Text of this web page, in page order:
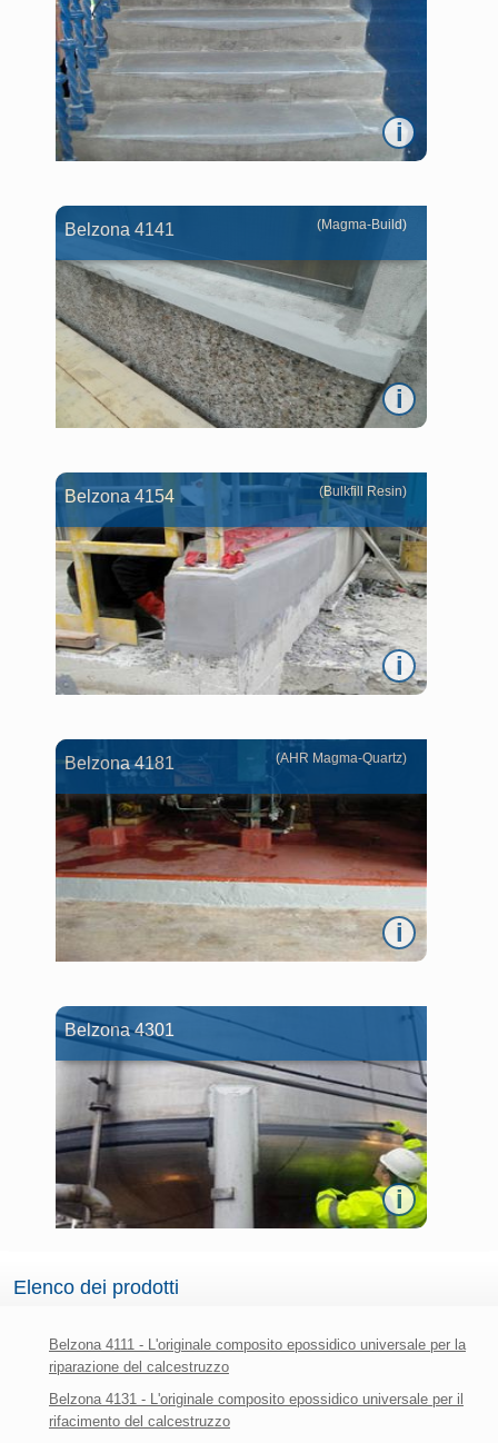
i
Belzona 4141
i
(Magma-Build)
Belzona 4154
i
(Bulkfill Resin)
Belzona 4181
i
(AHR Magma-Quartz)
Belzona 4301
i
Elenco dei prodotti
Belzona 4111 - L'originale composito epossidico universale per la
riparazione del calcestruzzo
Belzona 4131 - L'originale composito epossidico universale per il
rifacimento del calcestruzzo